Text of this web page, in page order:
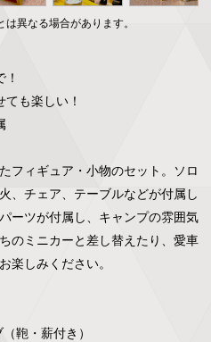
異なる場合があります。
も楽しい！
フィギュア・小物のセット。ソロ
、チェア、テーブルなどが付属し
ーツが付属し、キャンプの雰囲気
のミニカーと差し替えたり、愛車
楽しみください。
鞄・薪付き）